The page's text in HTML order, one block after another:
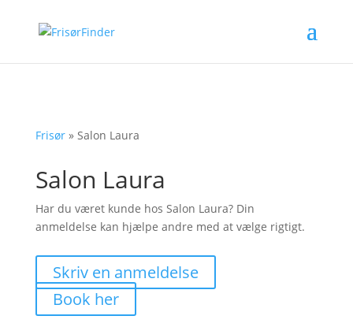
Frisør» Salon Laura
Salon Laura
Har du været kunde hos Salon Laura? Din
anmeldelse kan hjælpe andre med at vælge rigtigt.
Skriv en anmeldelse
Book her